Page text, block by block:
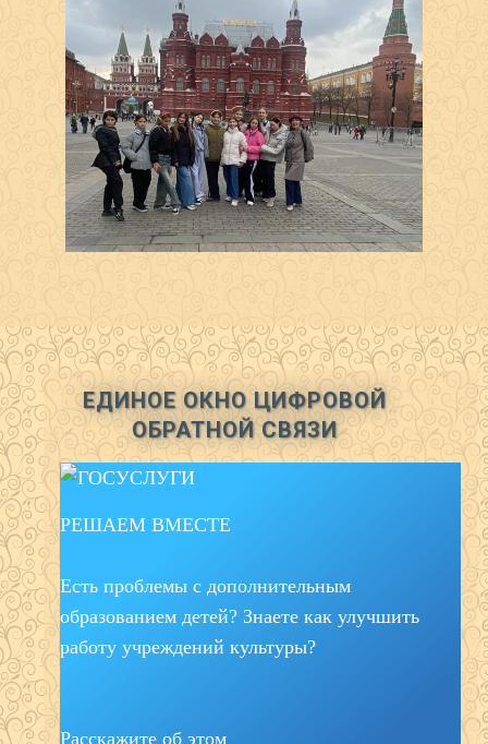
ЕДИНОЕ ОКНО ЦИФРОВОЙ
ОБРАТНОЙ СВЯЗИ
РЕШАЕМ ВМЕСТЕ
Есть проблемы с дополнительным
образованием детей? Знаете как улучшить
работу учреждений культуры?
Расскажите об этом